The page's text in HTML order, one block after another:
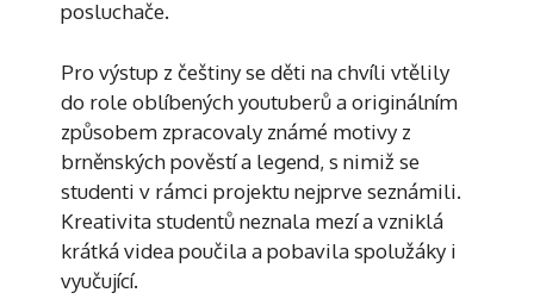
posluchače.
Pro výstup z češtiny se děti na chvíli vtělily
do role oblíbených youtuberů a originálním
způsobem zpracovaly známé motivy z
brněnských pověstí a legend, s nimiž se
studenti v rámci projektu nejprve seznámili.
Kreativita studentů neznala mezí a vzniklá
krátká videa poučila a pobavila spolužáky i
vyučující.